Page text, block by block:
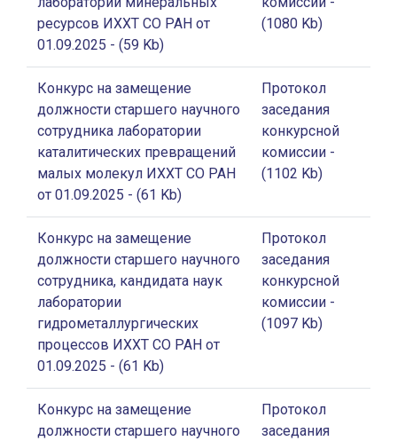
ресурсов ИХХТ СО РАН от
01.09.2025 - (59 Kb)
(1080 Kb)
Конкурс на замещение
должности старшего научного
сотрудника лаборатории
каталитических превращений
малых молекул ИХХТ СО РАН
от 01.09.2025 - (61 Kb)
Протокол
заседания
конкурсной
комиссии -
(1102 Kb)
Конкурс на замещение
должности старшего научного
сотрудника, кандидата наук
лаборатории
гидрометаллургических
процессов ИХХТ СО РАН от
01.09.2025 - (61 Kb)
Протокол
заседания
конкурсной
комиссии -
(1097 Kb)
Конкурс на замещение
должности старшего научного
Протокол
заседания